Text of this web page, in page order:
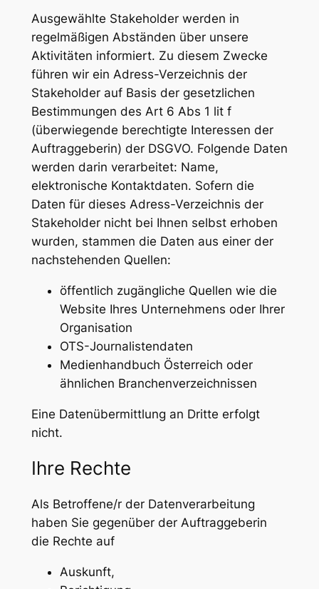
Ausgewählte Stakeholder werden in
regelmäßigen Abständen über unsere
Aktivitäten informiert. Zu diesem Zwecke
führen wir ein Adress-Verzeichnis der
Stakeholder auf Basis der gesetzlichen
Bestimmungen des Art 6 Abs 1 lit f
(überwiegende berechtigte Interessen der
Auftraggeberin) der DSGVO. Folgende Daten
werden darin verarbeitet: Name,
elektronische Kontaktdaten. Sofern die
Daten für dieses Adress-Verzeichnis der
Stakeholder nicht bei Ihnen selbst erhoben
wurden, stammen die Daten aus einer der
nachstehenden Quellen:
öffentlich zugängliche Quellen wie die
Website Ihres Unternehmens oder Ihrer
Organisation
OTS-Journalistendaten
Medienhandbuch Österreich oder
ähnlichen Branchenverzeichnissen
Eine Datenübermittlung an Dritte erfolgt
nicht.
Ihre Rechte
Als Betroffene/r der Datenverarbeitung
haben Sie gegenüber der Auftraggeberin
die Rechte auf
Auskunft,